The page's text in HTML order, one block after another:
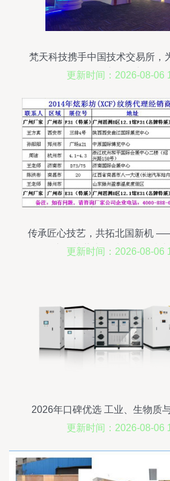
梵天科技携手中国技术交易所，
入科创新动能
更新时间：2026-08-06
传承匠心技艺，共拓北国新机
纹绣产品内蒙古区域年会暨技
更新时间：2026-08-06
2026年口碑优选 工业、生物质
厂家及技术服务全
更新时间：2026-08-06